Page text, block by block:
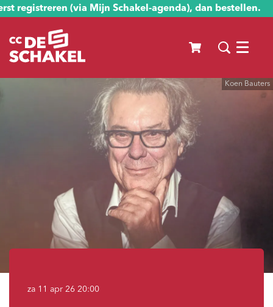
registreren (via Mijn Schakel-agenda), dan bestellen.
Menu
Koen Bauters
za 11 apr 26 20:00